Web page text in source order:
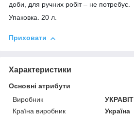
доби, для ручних робіт – не потребує.
Упаковка. 20 л.
Приховати
Характеристики
Основні атрибути
Виробник
УКРАВІТ
Країна виробник
Україна